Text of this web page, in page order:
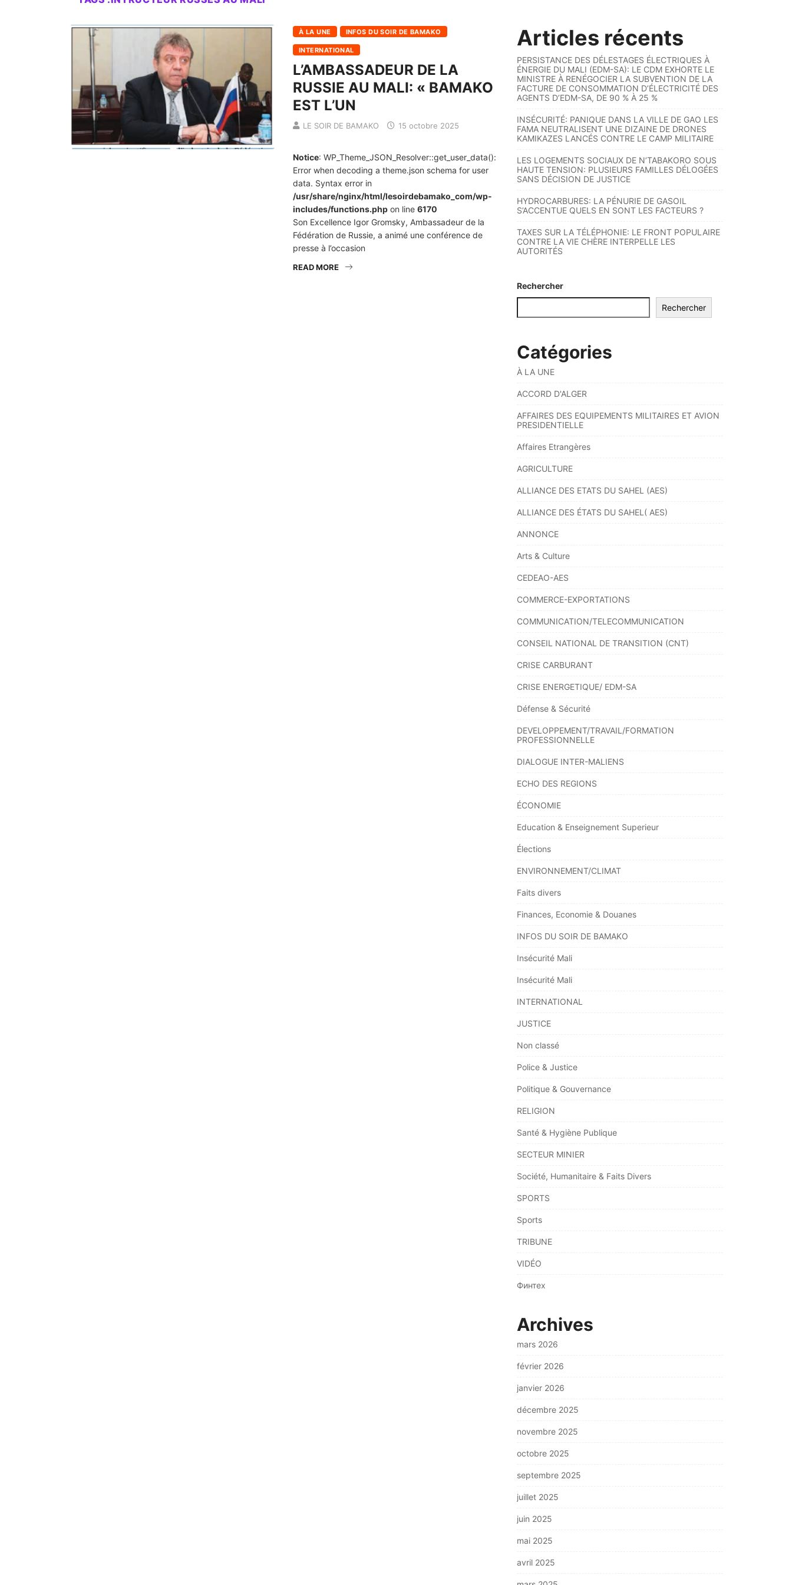
À LA UNE INFOS DU SOIR DE BAMAKO
INTERNATIONAL
L’AMBASSADEUR DE LA
RUSSIE AU MALI: « BAMAKO
EST L’UN
LE SOIR DE BAMAKO 15 octobre 2025
Notice: WP_Theme_JSON_Resolver::get_user_data():
Error when decoding a theme.json schema for user
data. Syntax error in
/usr/share/nginx/html/lesoirdebamako_com/wp-
includes/functions.php on line 6170
Son Excellence Igor Gromsky, Ambassadeur de la
Fédération de Russie, a animé une conférence de
presse à l’occasion
READ MORE
Articles récents
PERSISTANCE DES DÉLESTAGES ÉLECTRIQUES À
ÉNERGIE DU MALI (EDM-SA): LE CDM EXHORTE LE
MINISTRE À RENÉGOCIER LA SUBVENTION DE LA
FACTURE DE CONSOMMATION D’ÉLECTRICITÉ DES
AGENTS D’EDM-SA, DE 90 % À 25 %
INSÉCURITÉ: PANIQUE DANS LA VILLE DE GAO LES
FAMA NEUTRALISENT UNE DIZAINE DE DRONES
KAMIKAZES LANCÉS CONTRE LE CAMP MILITAIRE
LES LOGEMENTS SOCIAUX DE N’TABAKORO SOUS
HAUTE TENSION: PLUSIEURS FAMILLES DÉLOGÉES
SANS DÉCISION DE JUSTICE
HYDROCARBURES: LA PÉNURIE DE GASOIL
S’ACCENTUE QUELS EN SONT LES FACTEURS ?
TAXES SUR LA TÉLÉPHONIE: LE FRONT POPULAIRE
CONTRE LA VIE CHÈRE INTERPELLE LES
AUTORITÉS
Rechercher
Rechercher
Catégories
À LA UNE
ACCORD D'ALGER
AFFAIRES DES EQUIPEMENTS MILITAIRES ET AVION
PRESIDENTIELLE
Affaires Etrangères
AGRICULTURE
ALLIANCE DES ETATS DU SAHEL (AES)
ALLIANCE DES ÉTATS DU SAHEL( AES)
ANNONCE
Arts & Culture
CEDEAO-AES
COMMERCE-EXPORTATIONS
COMMUNICATION/TELECOMMUNICATION
CONSEIL NATIONAL DE TRANSITION (CNT)
CRISE CARBURANT
CRISE ENERGETIQUE/ EDM-SA
Défense & Sécurité
DEVELOPPEMENT/TRAVAIL/FORMATION
PROFESSIONNELLE
DIALOGUE INTER-MALIENS
ECHO DES REGIONS
ÉCONOMIE
Education & Enseignement Superieur
Élections
ENVIRONNEMENT/CLIMAT
Faits divers
Finances, Economie & Douanes
INFOS DU SOIR DE BAMAKO
Insécurité Mali
Insécurité Mali
INTERNATIONAL
JUSTICE
Non classé
Police & Justice
Politique & Gouvernance
RELIGION
Santé & Hygiène Publique
SECTEUR MINIER
Société, Humanitaire & Faits Divers
SPORTS
Sports
TRIBUNE
VIDÉO
Финтех
Archives
mars 2026
février 2026
janvier 2026
décembre 2025
novembre 2025
octobre 2025
septembre 2025
juillet 2025
juin 2025
mai 2025
avril 2025